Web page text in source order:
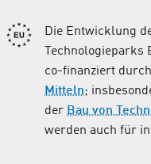
Die Entwicklung
co-finanziert
Mitteln;
der Bau von
werden auch für